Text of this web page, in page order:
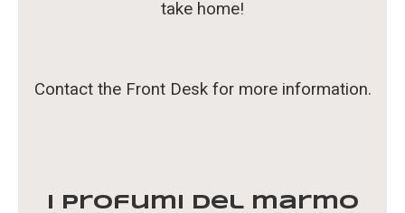
take home!
Contact the Front Desk for more information.
I profumi del marmo